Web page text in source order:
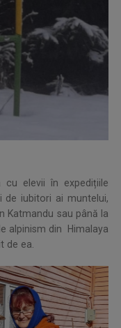
cu elevii în expedițiile
de iubitori ai muntelui,
Katmandu sau până la
alpinism din Himalaya
de ea.